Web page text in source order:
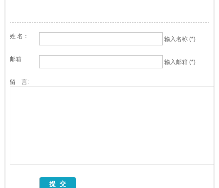
姓 名： 输入名称 (*)
邮箱 输入邮箱 (*)
留 言: